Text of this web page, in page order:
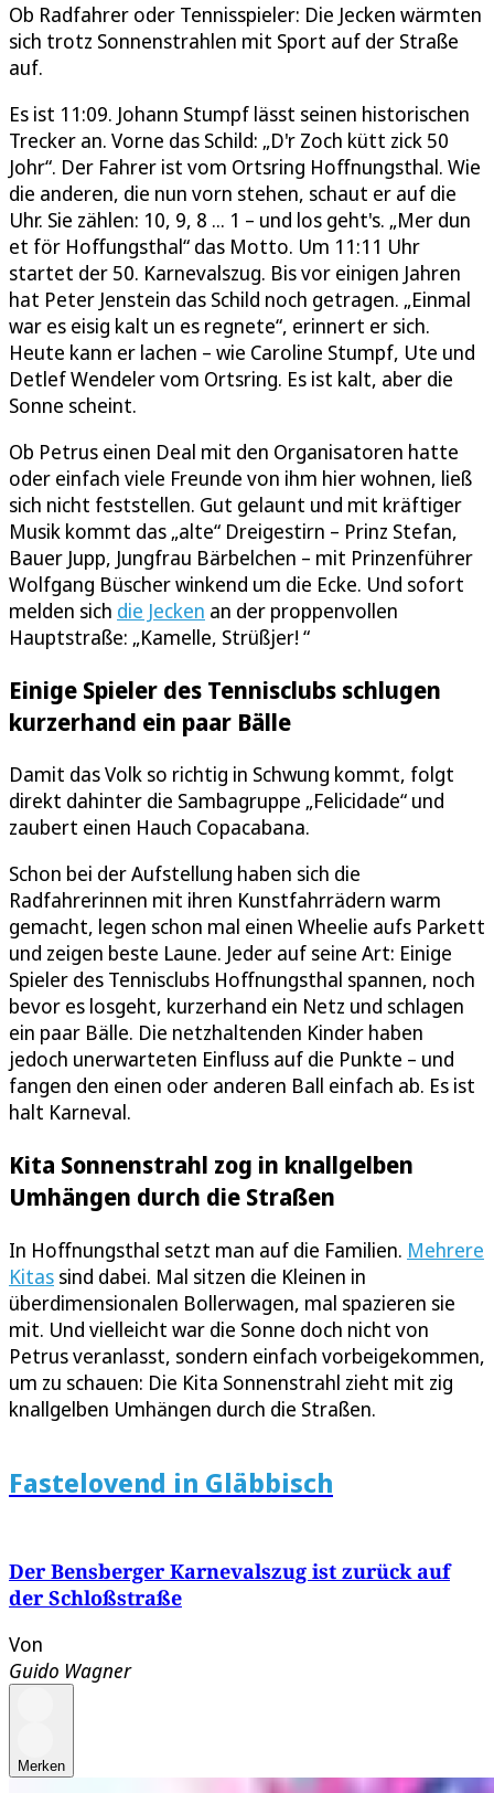
Ob Radfahrer oder Tennisspieler: Die Jecken wärmten
sich trotz Sonnenstrahlen mit Sport auf der Straße
auf.
Es ist 11:09. Johann Stumpf lässt seinen historischen
Trecker an. Vorne das Schild: „D'r Zoch kütt zick 50
Johr“. Der Fahrer ist vom Ortsring Hoffnungsthal. Wie
die anderen, die nun vorn stehen, schaut er auf die
Uhr. Sie zählen: 10, 9, 8 ... 1 – und los geht's. „Mer dun
et för Hoffungsthal“ das Motto. Um 11:11 Uhr
startet der 50. Karnevalszug. Bis vor einigen Jahren
hat Peter Jenstein das Schild noch getragen. „Einmal
war es eisig kalt un es regnete“, erinnert er sich.
Heute kann er lachen – wie Caroline Stumpf, Ute und
Detlef Wendeler vom Ortsring. Es ist kalt, aber die
Sonne scheint.
Ob Petrus einen Deal mit den Organisatoren hatte
oder einfach viele Freunde von ihm hier wohnen, ließ
sich nicht feststellen. Gut gelaunt und mit kräftiger
Musik kommt das „alte“ Dreigestirn – Prinz Stefan,
Bauer Jupp, Jungfrau Bärbelchen – mit Prinzenführer
Wolfgang Büscher winkend um die Ecke. Und sofort
melden sich die Jecken an der proppenvollen
Hauptstraße: „Kamelle, Strüßjer! “
Einige Spieler des Tennisclubs schlugen
kurzerhand ein paar Bälle
Damit das Volk so richtig in Schwung kommt, folgt
direkt dahinter die Sambagruppe „Felicidade“ und
zaubert einen Hauch Copacabana.
Schon bei der Aufstellung haben sich die
Radfahrerinnen mit ihren Kunstfahrrädern warm
gemacht, legen schon mal einen Wheelie aufs Parkett
und zeigen beste Laune. Jeder auf seine Art: Einige
Spieler des Tennisclubs Hoffnungsthal spannen, noch
bevor es losgeht, kurzerhand ein Netz und schlagen
ein paar Bälle. Die netzhaltenden Kinder haben
jedoch unerwarteten Einfluss auf die Punkte – und
fangen den einen oder anderen Ball einfach ab. Es ist
halt Karneval.
Kita Sonnenstrahl zog in knallgelben
Umhängen durch die Straßen
In Hoffnungsthal setzt man auf die Familien. Mehrere
Kitas sind dabei. Mal sitzen die Kleinen in
überdimensionalen Bollerwagen, mal spazieren sie
mit. Und vielleicht war die Sonne doch nicht von
Petrus veranlasst, sondern einfach vorbeigekommen,
um zu schauen: Die Kita Sonnenstrahl zieht mit zig
knallgelben Umhängen durch die Straßen.
Fastelovend in Gläbbisch
Der Bensberger Karnevalszug ist zurück auf
der Schloßstraße
Von
Guido Wagner
Merken